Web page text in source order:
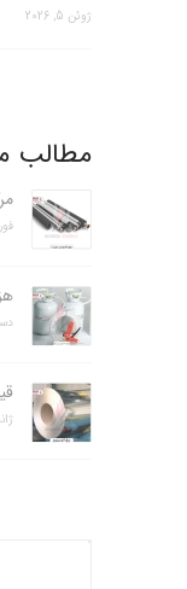
ژوئن 5, 2026
مطالب
فوریه